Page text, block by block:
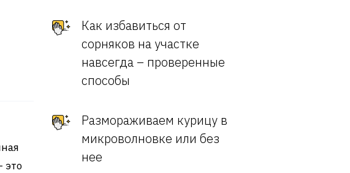
это
Как избавиться от
сорняков на участке
навсегда – проверенные
способы
Размораживаем курицу в
микроволновке или без
нее